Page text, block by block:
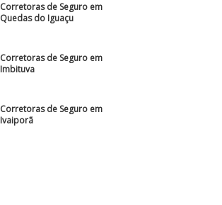
Corretoras de Seguro em
Quedas do Iguaçu
Corretoras de Seguro em
Imbituva
Corretoras de Seguro em
Ivaiporã